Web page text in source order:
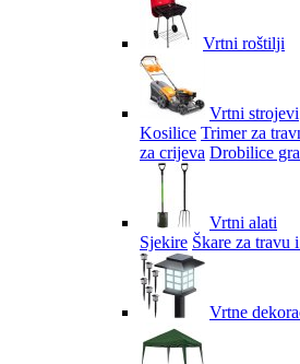
Vrtni roštilji
Vrtni strojevi
Kosilice Trimer za
za crijeva Drobilice
Vrtni alati
Sjekire Škare za travu
Vrtne